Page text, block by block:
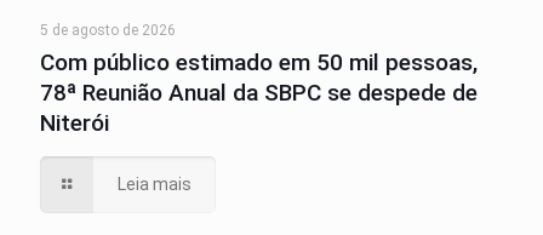
5 de agosto de 2026
Com público estimado em 50 mil pessoas,
78ª Reunião Anual da SBPC se despede de
Niterói
Leia mais